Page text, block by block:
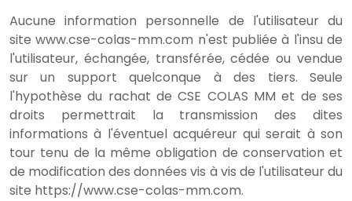
Aucune information personnelle de l'utilisateur du
site www.cse-colas-mm.com n'est publiée à l'insu de
l'utilisateur, échangée, transférée, cédée ou vendue
sur un support quelconque à des tiers. Seule
l'hypothèse du rachat de CSE COLAS MM et de ses
droits permettrait la transmission des dites
informations à l'éventuel acquéreur qui serait à son
tour tenu de la même obligation de conservation et
de modification des données vis à vis de l'utilisateur du
site https://www.cse-colas-mm.com.